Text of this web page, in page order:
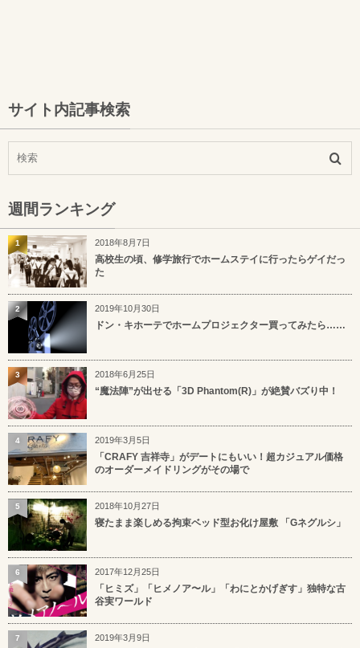
サイト内記事検索
週間ランキング
2018年8月7日
高校生の頃、修学旅行でホームステイに行ったらゲイだっ
た
1
2019年10月30日
ドン・キホーテでホームプロジェクター買ってみたら……
2
2018年6月25日
“魔法陣”が出せる「3D Phantom(R)」が絶賛バズり中！
3
2019年3月5日
「CRAFY 吉祥寺」がデートにもいい！超カジュアル価格
のオーダーメイドリングがその場で
4
2018年10月27日
寝たまま楽しめる拘束ベッド型お化け屋敷 「Gネグルシ」
5
2017年12月25日
「ヒミズ」「ヒメノア〜ル」「わにとかげぎす」独特な古
谷実ワールド
6
2019年3月9日
7